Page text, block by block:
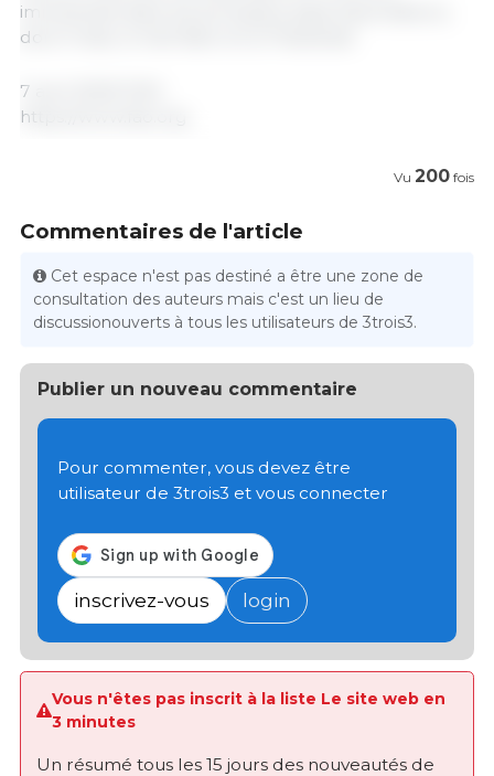
imminentes dans les principaux pays exportateurs,
dont l’Inde, le Viet Nam et la Thaïlande.
7 avril 2023/ FAO.
https://www.fao.org
Vu 200 fois
Commentaires de l'article
Cet espace n'est pas destiné a être une zone de
consultation des auteurs mais c'est un lieu de
discussionouverts à tous les utilisateurs de 3trois3.
Publier un nouveau commentaire
Pour commenter, vous devez être
utilisateur de 3trois3 et vous connecter
inscrivez-vous login
Vous n'êtes pas inscrit à la liste Le site web en
3 minutes
Un résumé tous les 15 jours des nouveautés de